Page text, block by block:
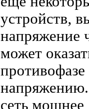
устройств,
напряжение
может
сеть мощнее